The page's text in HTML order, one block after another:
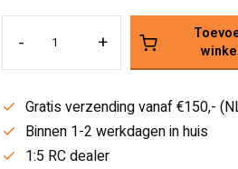
- +
Gratis verzending vanaf €150,-
Binnen 1-2 werkdagen in huis
1:5 RC dealer